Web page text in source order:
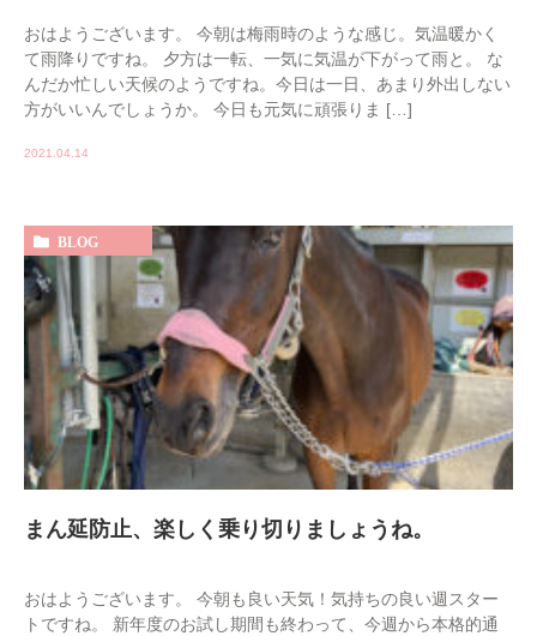
おはようございます。 今朝は梅雨時のような感じ。気温暖かく
て雨降りですね。 夕方は一転、一気に気温が下がって雨と。 な
んだか忙しい天候のようですね。今日は一日、あまり外出しない
方がいいんでしょうか。 今日も元気に頑張りま […]
2021.04.14
BLOG
まん延防止、楽しく乗り切りましょうね。
おはようございます。 今朝も良い天気！気持ちの良い週スター
トですね。 新年度のお試し期間も終わって、今週から本格的通